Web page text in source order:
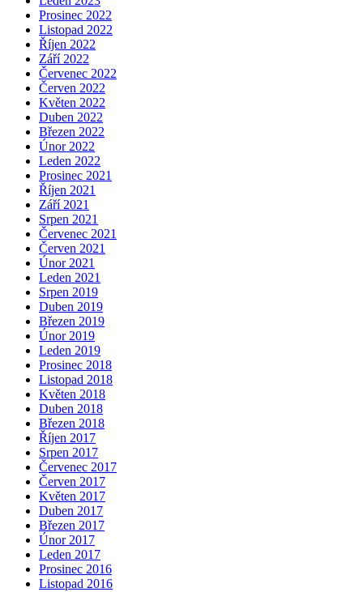
Prosinec 2022
Listopad 2022
Říjen 2022
Září 2022
Červenec 2022
Červen 2022
Květen 2022
Duben 2022
Březen 2022
Únor 2022
Leden 2022
Prosinec 2021
Říjen 2021
Září 2021
Srpen 2021
Červenec 2021
Červen 2021
Únor 2021
Leden 2021
Srpen 2019
Duben 2019
Březen 2019
Únor 2019
Leden 2019
Prosinec 2018
Listopad 2018
Květen 2018
Duben 2018
Březen 2018
Říjen 2017
Srpen 2017
Červenec 2017
Červen 2017
Květen 2017
Duben 2017
Březen 2017
Únor 2017
Leden 2017
Prosinec 2016
Listopad 2016